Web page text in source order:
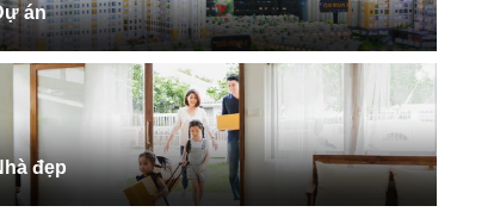
án
đẹp